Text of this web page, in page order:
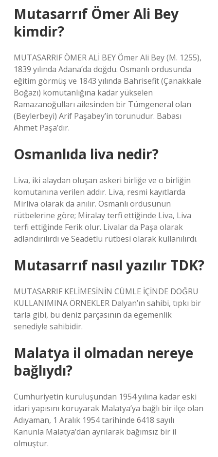
Mutasarrıf Ömer Ali Bey
kimdir?
MUTASARRIF ÖMER ALİ BEY Ömer Ali Bey (M. 1255),
1839 yılında Adana’da doğdu. Osmanlı ordusunda
eğitim görmüş ve 1843 yılında Bahrisefit (Çanakkale
Boğazı) komutanlığına kadar yükselen
Ramazanoğulları ailesinden bir Tümgeneral olan
(Beylerbeyi) Arif Paşabey’in torunudur. Babası
Ahmet Paşa’dır.
Osmanlıda liva nedir?
Liva, iki alaydan oluşan askeri birliğe ve o birliğin
komutanına verilen addır. Liva, resmi kayıtlarda
Mirliva olarak da anılır. Osmanlı ordusunun
rütbelerine göre; Miralay terfi ettiğinde Liva, Liva
terfi ettiğinde Ferik olur. Livalar da Paşa olarak
adlandırılırdı ve Seadetlu rütbesi olarak kullanılırdı.
Mutasarrıf nasıl yazılır TDK?
MUTASARRIF KELİMESİNİN CÜMLE İÇİNDE DOĞRU
KULLANIMINA ÖRNEKLER Dalyan’ın sahibi, tıpkı bir
tarla gibi, bu deniz parçasının da egemenlik
senediyle sahibidir.
Malatya il olmadan nereye
bağlıydı?
Cumhuriyetin kuruluşundan 1954 yılına kadar eski
idari yapısını koruyarak Malatya’ya bağlı bir ilçe olan
Adıyaman, 1 Aralık 1954 tarihinde 6418 sayılı
Kanunla Malatya’dan ayrılarak bağımsız bir il
olmuştur.